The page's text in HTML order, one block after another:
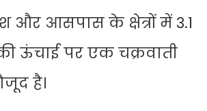
और आसपास के क्षेत्रों में 3.1
ऊंचाई पर एक चक्रवाती
है।